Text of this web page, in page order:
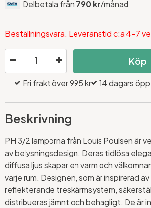
Delbetala från 790 kr/månad
Beställningsvara. Leveranstid c:a 4-7
Köp
Fri frakt över 995 kr 14 dagars
Beskrivning
PH 3/2 lamporna från Louis Poulsen är
av belysningsdesign. Deras tidlösa
diffusa ljus skapar en varm och
varje rum. Designen, som är inspirerad
reflekterande treskärmsystem,
distribueras jämnt och behagligt. De är